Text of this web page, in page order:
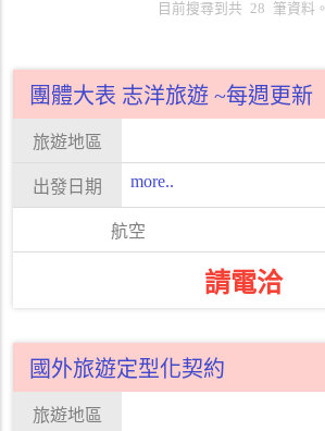
目前搜尋到共 28 筆資料。
團體大表 志洋旅遊 ~每週更新
more..
請電洽
國外旅遊定型化契約